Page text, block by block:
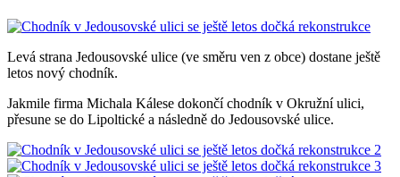
Levá strana Jedousovské ulice (ve směru ven z obce) dostane ještě
letos nový chodník.
Jakmile firma Michala Kálese dokončí chodník v Okružní ulici,
přesune se do Lipoltické a následně do Jedousovské ulice.